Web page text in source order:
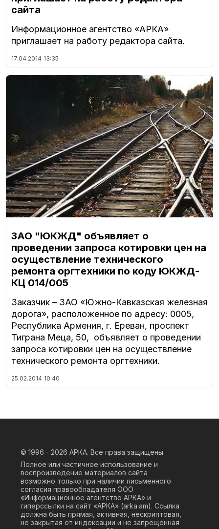
сайта
Информационное агентство «АРКА»
приглашает на работу редактора сайта.
17.04.2014 13:35
ЗАО "ЮКЖД" объявляет о
проведении запроса котировки цен на
осуществление технического
ремонта оргтехники по коду ЮКЖД-
КЦ 014/005
Заказчик – ЗАО «Южно-Кавказская железная
дорога», расположенное по адресу: 0005,
Республика Армения, г. Ереван, проспект
Тиграна Меца, 50, объявляет о проведении
запроса котировки цен на осуществление
технического ремонта оргтехники.
25.02.2014 10:40
© 1996 - 2026 АРКА. Все права защищены.
Полное или частичное использование и
воспроизведение материалов сайта
возможно только при наличии письменного
согласия правообладателя ООО
«Информационное агентство АРКА» и
гиперссылки на сайт «АРКА» (arka.am). Ссылка
должна быть прямая, активная, нескриптовая,
не закрытая от индексации и не запрещенная